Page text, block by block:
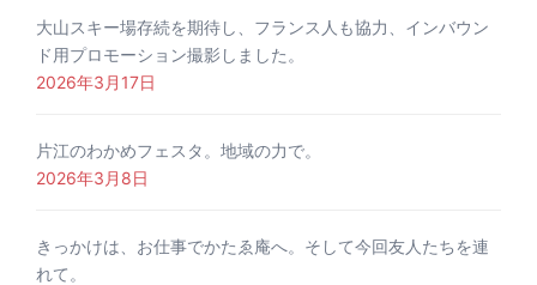
大山スキー場存続を期待し、フランス人も協力、インバウン
ド用プロモーション撮影しました。
2026年3月17日
片江のわかめフェスタ。地域の力で。
2026年3月8日
きっかけは、お仕事でかたゑ庵へ。そして今回友人たちを連
れて。